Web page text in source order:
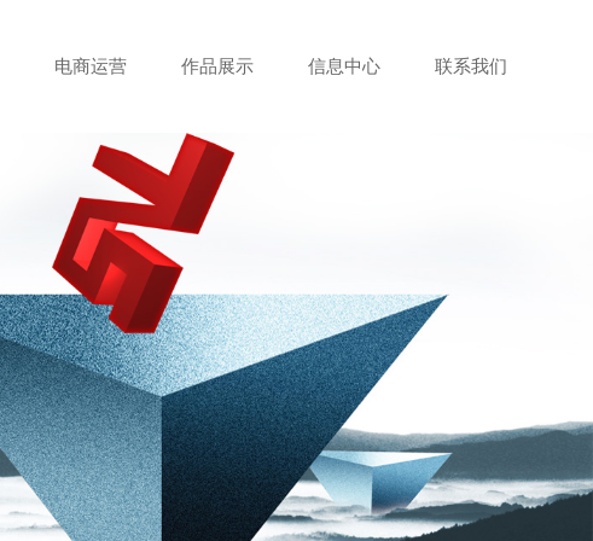
电商运营 作品展示 信息中心 联系我们